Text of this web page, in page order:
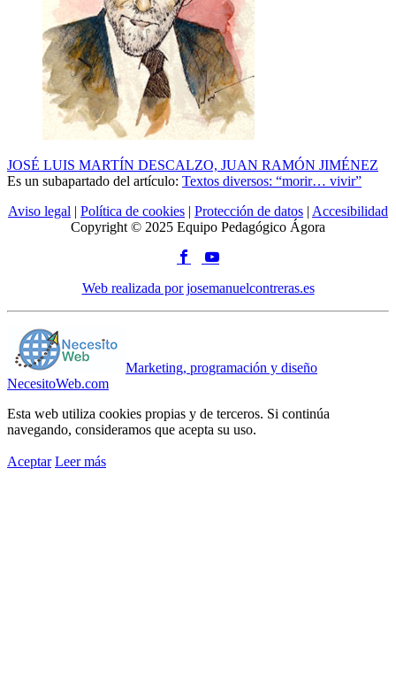
JOSÉ LUIS MARTÍN DESCALZO, JUAN RAMÓN JIMÉNEZ
Es un subapartado del artículo: Textos diversos: “morir… vivir”
Aviso legal | Política de cookies | Protección de datos | Accesibilidad
Copyright © 2025 Equipo Pedagógico Ágora
Web realizada por josemanuelcontreras.es
Marketing, programación y diseño
NecesitoWeb.com
Esta web utiliza cookies propias y de terceros. Si continúa
navegando, consideramos que acepta su uso.
Aceptar Leer más